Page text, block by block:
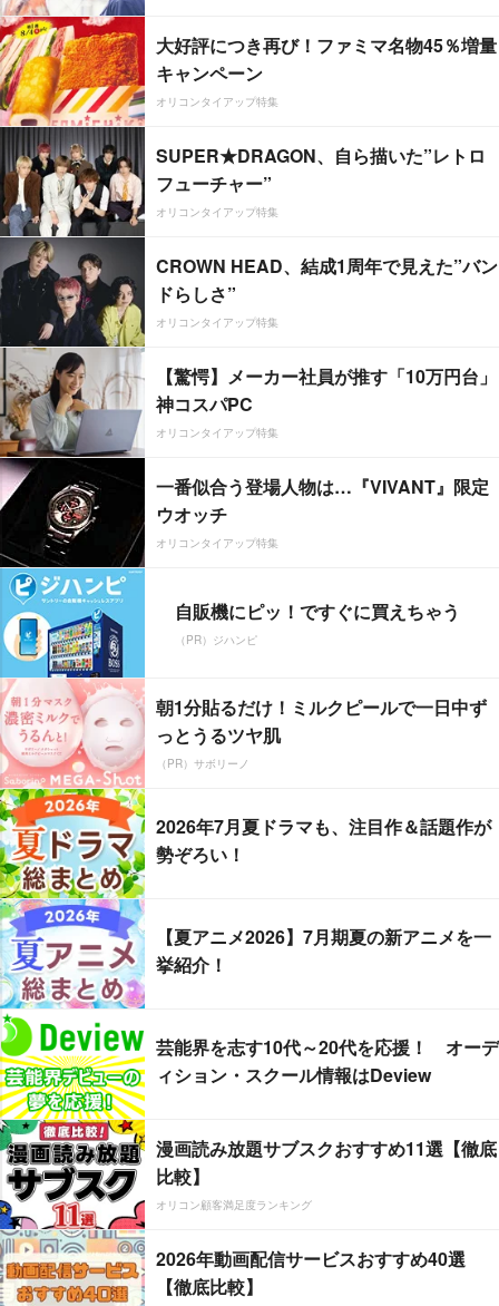
大好評につき再び！ファミマ名物45％増量
キャンペーン
オリコンタイアップ特集
SUPER★DRAGON、自ら描いた”レトロ
フューチャー”
オリコンタイアップ特集
CROWN HEAD、結成1周年で見えた”バン
ドらしさ”
オリコンタイアップ特集
【驚愕】メーカー社員が推す「10万円台」
神コスパPC
オリコンタイアップ特集
一番似合う登場人物は…『VIVANT』限定
ウオッチ
オリコンタイアップ特集
自販機にピッ！ですぐに買えちゃう
（PR）ジハンピ
朝1分貼るだけ！ミルクピールで一日中ず
っとうるツヤ肌
（PR）サボリーノ
2026年7月夏ドラマも、注目作＆話題作が
勢ぞろい！
【夏アニメ2026】7月期夏の新アニメを一
挙紹介！
芸能界を志す10代～20代を応援！ オーデ
ィション・スクール情報はDeview
漫画読み放題サブスクおすすめ11選【徹底
比較】
オリコン顧客満足度ランキング
2026年動画配信サービスおすすめ40選
【徹底比較】